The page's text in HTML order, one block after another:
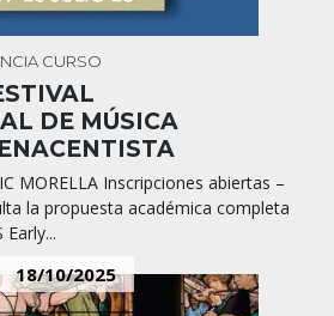
CURSO
DE MÚSICA
MORELLA Inscripciones abiertas –
la propuesta académica completa
18/10/2025